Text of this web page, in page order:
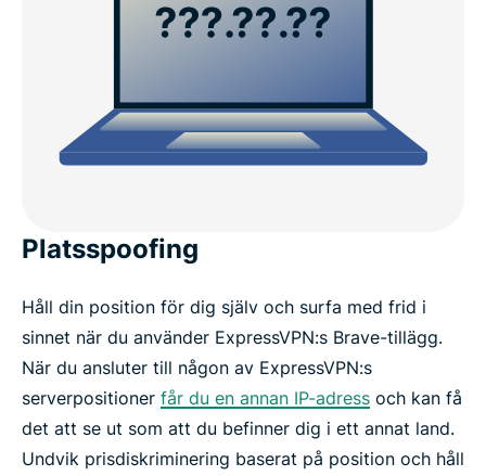
Platsspoofing
Håll din position för dig själv och surfa med frid i
sinnet när du använder ExpressVPN:s Brave-tillägg.
När du ansluter till någon av ExpressVPN:s
serverpositioner får du en annan IP-adress och kan få
det att se ut som att du befinner dig i ett annat land.
Undvik prisdiskriminering baserat på position och håll